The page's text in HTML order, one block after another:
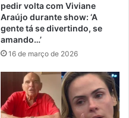
pedir volta com Viviane
Araújo durante show: ‘A
gente tá se divertindo, se
amando…’
16 de março de 2026